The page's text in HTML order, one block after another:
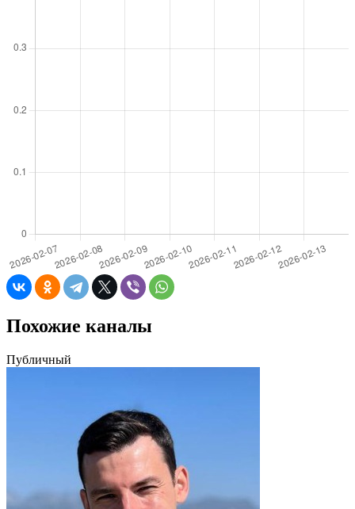
Похожие каналы
Публичный